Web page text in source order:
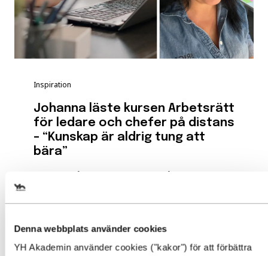
Denna webbplats använder cookies
YH Akademin använder cookies ("kakor") för att förbättra
Inspiration
Johanna läste kursen Arbetsrätt
för ledare och chefer på distans
– “Kunskap är aldrig tung att
bära”
Efter ett långt yrkesliv med många olika
Läs mer